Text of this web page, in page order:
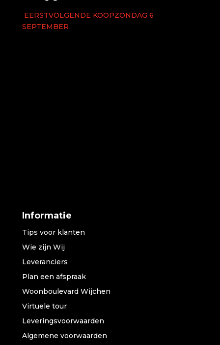
EERSTVOLGENDE KOOPZONDAG 6
SEPTEMBER
Informatie
Tips voor klanten
Wie zijn Wij
Leveranciers
Plan een afspraak
Woonboulevard Wijchen
Virtuele tour
Leveringsvoorwaarden
Algemene voorwaarden